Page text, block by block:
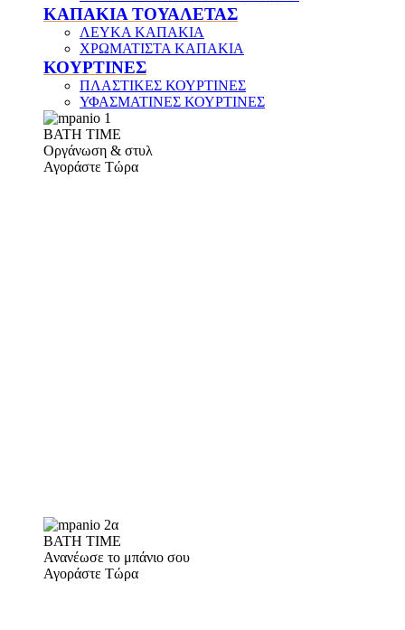
ΚΑΠΑΚΙΑ ΤΟΥΑΛΕΤΑΣ
ΛΕΥΚΑ ΚΑΠΑΚΙΑ
ΧΡΩΜΑΤΙΣΤΑ ΚΑΠΑΚΙΑ
ΚΟΥΡΤΙΝΕΣ
ΠΛΑΣΤΙΚΕΣ ΚΟΥΡΤΙΝΕΣ
ΥΦΑΣΜΑΤΙΝΕΣ ΚΟΥΡΤΙΝΕΣ
ΒΑΤΗ ΤΙΜΕ
Οργάνωση & στυλ
Αγοράστε Τώρα
BATH TIME
Ανανέωσε το μπάνιο σου
Αγοράστε Τώρα